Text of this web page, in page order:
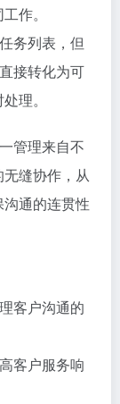
作。
务列表，但
接转化为可
理。
管理来自不
缝协作，从
通的连贯性
客户沟通的
客户服务响